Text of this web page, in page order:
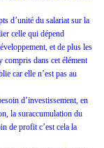
d’unité du salariat sur la
celle qui dépend
et de plus les
dans cet élément
car elle n’est pas au
d’investissement, en
la suraccumulation du
de profit c’est cela la